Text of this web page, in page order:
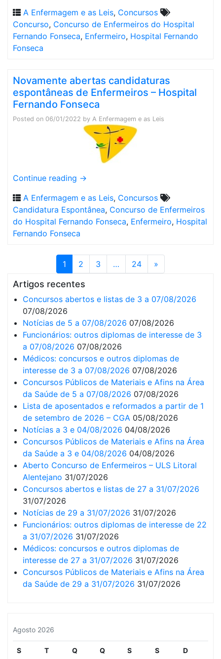
A Enfermagem e as Leis, Concursos
Concurso, Concurso de Enfermeiros do Hospital
Fernando Fonseca, Enfermeiro, Hospital Fernando
Fonseca
Novamente abertas candidaturas
espontâneas de Enfermeiros – Hospital
Fernando Fonseca
Posted on 06/01/2022 by A Enfermagem e as Leis
Continue reading →
A Enfermagem e as Leis, Concursos
Candidatura Espontânea, Concurso de Enfermeiros
do Hospital Fernando Fonseca, Enfermeiro, Hospital
Fernando Fonseca
1 2 3 … 24 »
Artigos recentes
Concursos abertos e listas de 3 a 07/08/2026
07/08/2026
Notícias de 5 a 07/08/2026 07/08/2026
Funcionários: outros diplomas de interesse de 3
a 07/08/2026 07/08/2026
Médicos: concursos e outros diplomas de
interesse de 3 a 07/08/2026 07/08/2026
Concursos Públicos de Materiais e Afins na Área
da Saúde de 5 a 07/08/2026 07/08/2026
Lista de aposentados e reformados a partir de 1
de setembro de 2026 – CGA 05/08/2026
Notícias a 3 e 04/08/2026 04/08/2026
Concursos Públicos de Materiais e Afins na Área
da Saúde a 3 e 04/08/2026 04/08/2026
Aberto Concurso de Enfermeiros – ULS Litoral
Alentejano 31/07/2026
Concursos abertos e listas de 27 a 31/07/2026
31/07/2026
Notícias de 29 a 31/07/2026 31/07/2026
Funcionários: outros diplomas de interesse de 22
a 31/07/2026 31/07/2026
Médicos: concursos e outros diplomas de
interesse de 27 a 31/07/2026 31/07/2026
Concursos Públicos de Materiais e Afins na Área
da Saúde de 29 a 31/07/2026 31/07/2026
Agosto 2026
S T Q Q S S D